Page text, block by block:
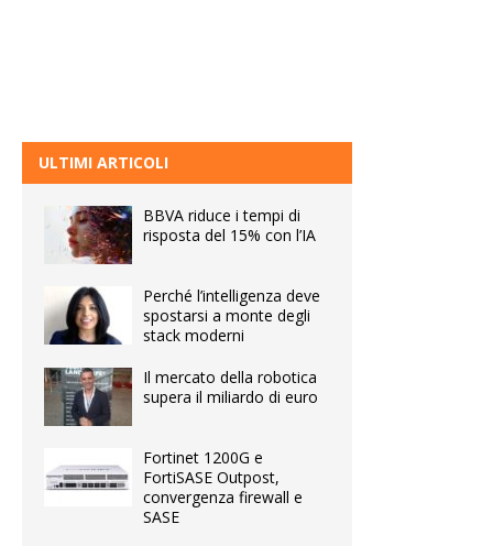
ULTIMI ARTICOLI
BBVA riduce i tempi di
risposta del 15% con l’IA
Perché l’intelligenza deve
spostarsi a monte degli
stack moderni
Il mercato della robotica
supera il miliardo di euro
Fortinet 1200G e
FortiSASE Outpost,
convergenza firewall e
SASE